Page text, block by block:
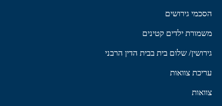
הסכמי גירושים
משמורת ילדים קטינים
גירושין/ שלום בית בבית הדין הרבני
עריכת צוואות
צוואות